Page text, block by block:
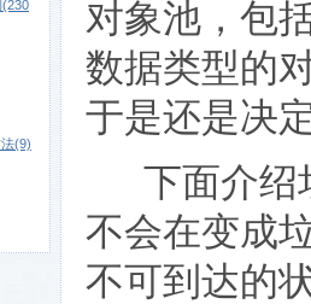
(230
(9)
对象池，包
数据类型的
于是还是决
下面介绍
不会在变成
不可到达的